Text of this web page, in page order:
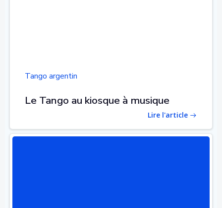
Tango argentin
Le Tango au kiosque à musique
Lire l'article